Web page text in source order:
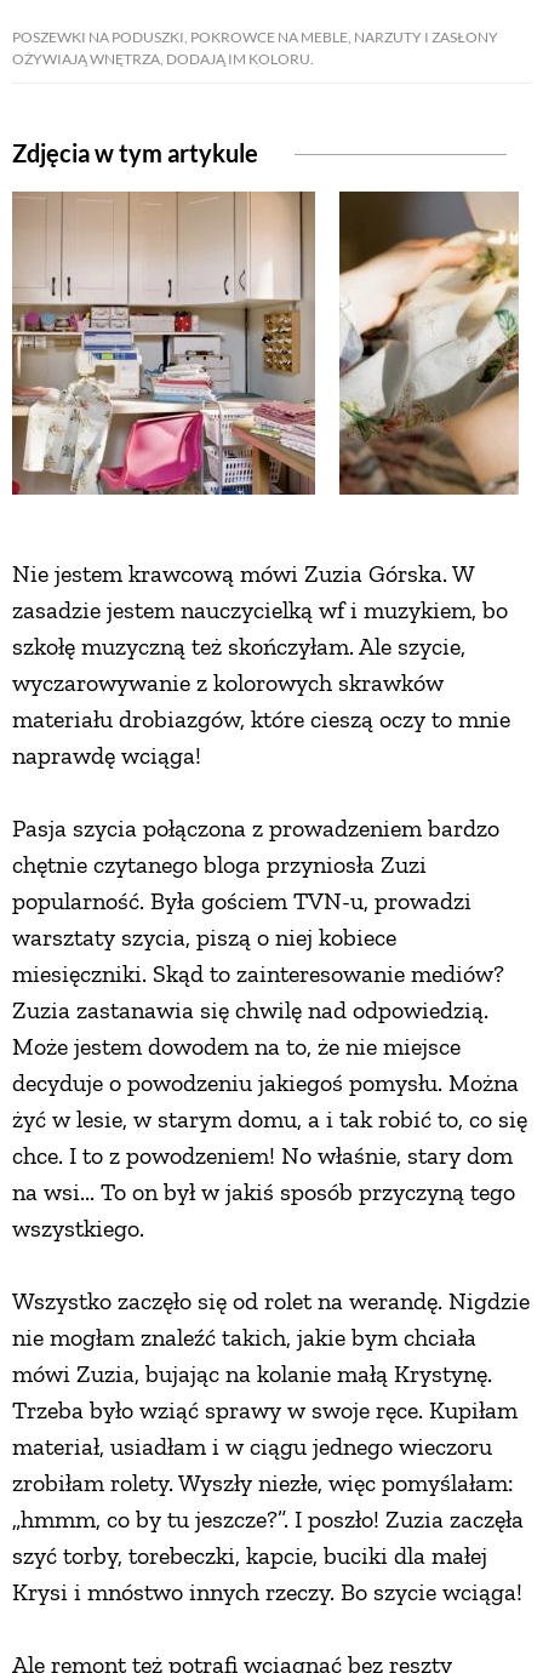
POSZEWKI NA PODUSZKI, POKROWCE NA MEBLE, NARZUTY I ZASŁONY
OŻYWIAJĄ WNĘTRZA, DODAJĄ IM KOLORU.
Zdjęcia w tym artykule
Nie jestem krawcową mówi Zuzia Górska. W
zasadzie jestem nauczycielką wf i muzykiem, bo
szkołę muzyczną też skończyłam. Ale szycie,
wyczarowywanie z kolorowych skrawków
materiału drobiazgów, które cieszą oczy to mnie
naprawdę wciąga!
Pasja szycia połączona z prowadzeniem bardzo
chętnie czytanego bloga przyniosła Zuzi
popularność. Była gościem TVN-u, prowadzi
warsztaty szycia, piszą o niej kobiece
miesięczniki. Skąd to zainteresowanie mediów?
Zuzia zastanawia się chwilę nad odpowiedzią.
Może jestem dowodem na to, że nie miejsce
decyduje o powodzeniu jakiegoś pomysłu. Można
żyć w lesie, w starym domu, a i tak robić to, co się
chce. I to z powodzeniem! No właśnie, stary dom
na wsi... To on był w jakiś sposób przyczyną tego
wszystkiego.
Wszystko zaczęło się od rolet na werandę. Nigdzie
nie mogłam znaleźć takich, jakie bym chciała
mówi Zuzia, bujając na kolanie małą Krystynę.
Trzeba było wziąć sprawy w swoje ręce. Kupiłam
materiał, usiadłam i w ciągu jednego wieczoru
zrobiłam rolety. Wyszły niezłe, więc pomyślałam:
„hmmm, co by tu jeszcze?”. I poszło! Zuzia zaczęła
szyć torby, torebeczki, kapcie, buciki dla małej
Krysi i mnóstwo innych rzeczy. Bo szycie wciąga!
Ale remont też potrafi wciągnąć bez reszty
NATURALNIE
URODA
DLA DOMU
EKO ŻYCIE
PRZYRODA
ZWIERZĘTA W NATURZE
GRZYBY
RĘKODZIEŁO
RZEMIOSŁO
ZWYCZAJE
ZRÓB TO SAM
PRZEPISY
ŚNIADANIA
PRZYSTAWKI
ZUPY
DANIA GŁÓWNE
CIASTA I DESERY
DODATKI